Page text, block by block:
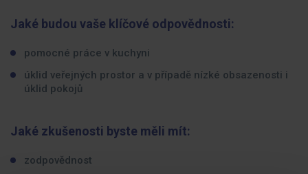
Jaké budou vaše klíčové odpovědnosti:
pomocné práce v kuchyni
úklid veřejných prostor a v případě nízké obsazenosti i
úklid pokojů
Jaké zkušenosti byste měli mít:
zodpovědnost